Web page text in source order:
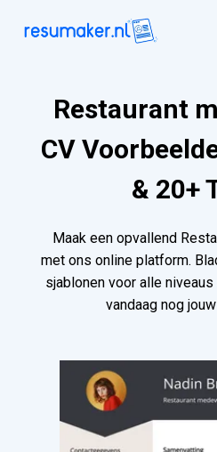
Restaurant
CV
& 20+
Maak een opvallend
met ons online platform.
sjablonen voor alle
vandaag nog